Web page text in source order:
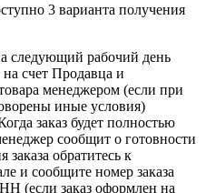
3 варианта получения
следующий рабочий день
счет Продавца и
менеджером (если при
иные условия)
заказ будет полностью
сообщит о готовности
заказа обратитесь к
и сообщите номер заказа
(если заказ оформлен на